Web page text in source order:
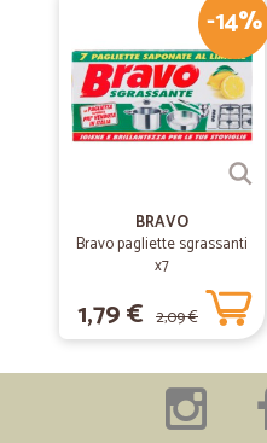
—Giovanni M.
Ottimo
Ottimo. Spedizione velocissima.
SPEDIZIONE RAPIDISSIMA E…
SPEDIZIONE RAPIDISSIMA E
Consiglierei a tutti
Consiglierei a tutti quest’azienda
-14%
BRAVO
Bravo pagliette sgrassanti
x7
1,79 € 2,09 €